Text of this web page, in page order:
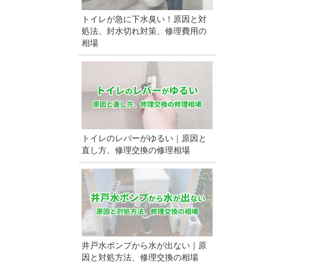
トイレが急に下水臭い！原因と対
処法、封水切れ対策、修理費用の
相場
トイレのレバーがゆるい｜原因と
直し方、修理交換の修理相場
井戸水ポンプから水が出ない｜原
因と対処方法、修理交換の相場